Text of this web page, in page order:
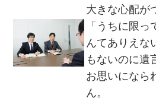
大きな心配が
「うちに限
んてありえな
もないのに遺
お思いになら
ん。